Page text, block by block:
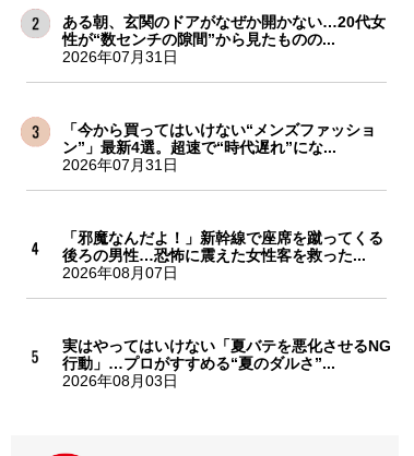
ある朝、玄関のドアがなぜか開かない…20代女
性が“数センチの隙間”から見たものの...
2026年07月31日
「今から買ってはいけない“メンズファッショ
ン”」最新4選。超速で“時代遅れ”にな...
2026年07月31日
「邪魔なんだよ！」新幹線で座席を蹴ってくる
後ろの男性…恐怖に震えた女性客を救った...
2026年08月07日
実はやってはいけない「夏バテを悪化させるNG
行動」…プロがすすめる“夏のダルさ”...
2026年08月03日